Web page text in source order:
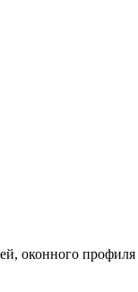
оконного